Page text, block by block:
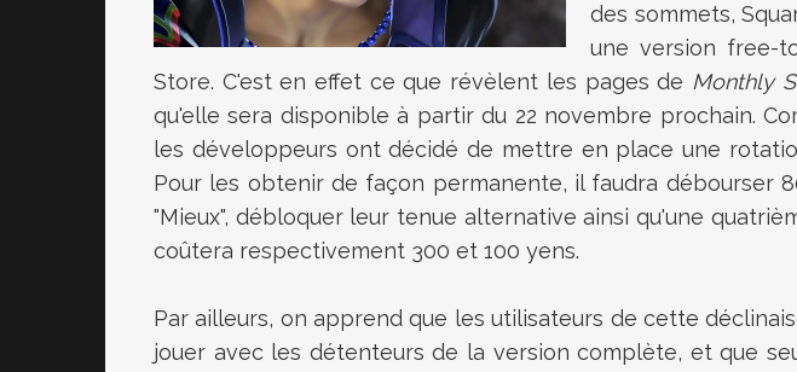
des sommets,
une version free-
Store. C'est en effet ce que révèlent les pages de Monthly
qu'elle sera disponible à partir du 22 novembre prochain.
les développeurs ont décidé de mettre en place une
Pour les obtenir de façon permanente, il faudra débourser
"Mieux", débloquer leur tenue alternative ainsi qu'une
coûtera respectivement 300 et 100 yens.
Par ailleurs, on apprend que les utilisateurs de cette
jouer avec les détenteurs de la version complète, et que